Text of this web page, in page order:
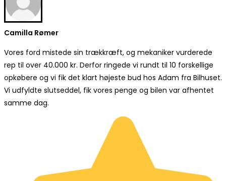
Camilla Rømer
Vores ford mistede sin trækkræft, og mekaniker vurderede
rep til over 40.000 kr. Derfor ringede vi rundt til 10 forskellige
opkøbere og vi fik det klart højeste bud hos Adam fra Bilhuset.
Vi udfyldte slutseddel, fik vores penge og bilen var afhentet
samme dag.